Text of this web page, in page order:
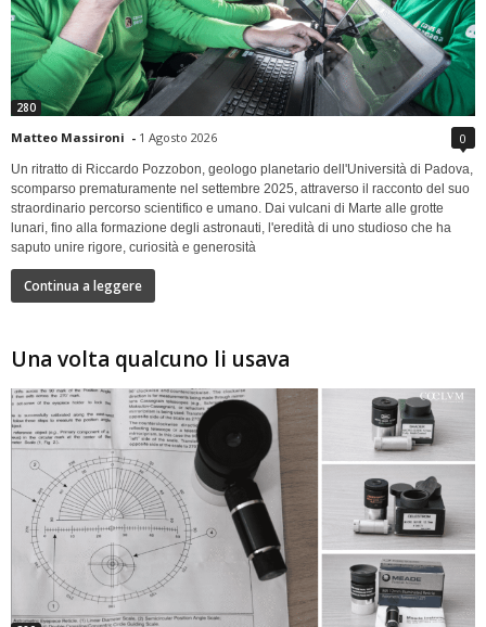
280
Matteo Massironi - 1 Agosto 2026 0
Un ritratto di Riccardo Pozzobon, geologo planetario dell'Università di Padova,
scomparso prematuramente nel settembre 2025, attraverso il racconto del suo
straordinario percorso scientifico e umano. Dai vulcani di Marte alle grotte
lunari, fino alla formazione degli astronauti, l'eredità di uno studioso che ha
saputo unire rigore, curiosità e generosità
Continua a leggere
Una volta qualcuno li usava